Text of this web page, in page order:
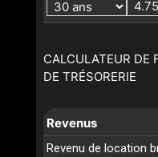
CALCULATEUR DE
DE TRÉSORERIE
Revenus
Revenu de location